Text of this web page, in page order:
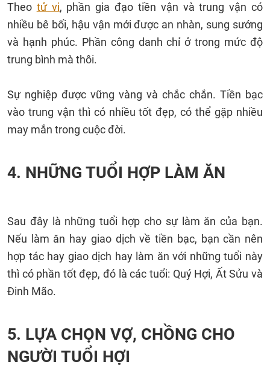
Theo tử vi, phần gia đạo tiền vận và trung vận có
nhiều bê bối, hậu vận mới được an nhàn, sung sướng
và hạnh phúc. Phần công danh chỉ ở trong mức độ
trung bình mà thôi.
Sự nghiệp được vững vàng và chắc chắn. Tiền bạc
vào trung vận thì có nhiều tốt đẹp, có thể gặp nhiều
may mắn trong cuộc đời.
4. NHỮNG TUỔI HỢP LÀM ĂN
Sau đây là những tuổi hợp cho sự làm ăn của bạn.
Nếu làm ăn hay giao dịch về tiền bạc, bạn cần nên
hợp tác hay giao dịch hay làm ăn với những tuổi này
thì có phần tốt đẹp, đó là các tuổi: Quý Hợi, Ất Sửu và
Đinh Mão.
5. LỰA CHỌN VỢ, CHỒNG CHO
NGƯỜI TUỔI HỢI